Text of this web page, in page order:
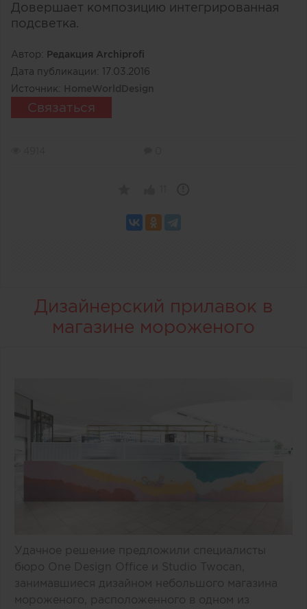
Довершает композицию интегрированная
подсветка.
Автор: Редакция Archiprofi
Дата публикации: 17.03.2016
Источник: HomeWorldDesign
Связаться
Дизайнерский прилавок в
магазине мороженого
Удачное решение предложили специалисты
бюро One Design Office и Studio Twocan,
занимавшиеся дизайном небольшого магазина
мороженого, расположенного в одном из